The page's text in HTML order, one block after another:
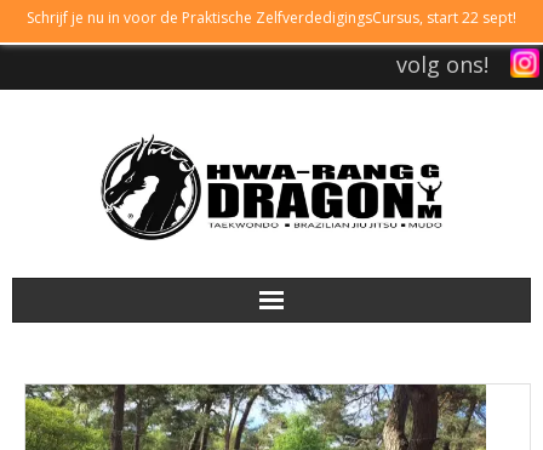
Schrijf je nu in voor de Praktische ZelfverdedigingsCursus, start 22 sept!
volg ons!
LESTIJDEN